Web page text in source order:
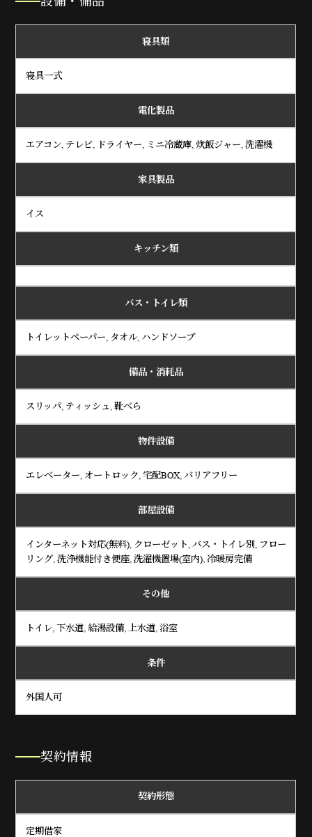
寝具類
寝具一式
電化製品
エアコン, テレビ, ドライヤー, ミニ冷蔵庫, 炊飯ジャー, 洗濯機
家具製品
イス
キッチン類
バス・トイレ類
トイレットペーパー, タオル, ハンドソープ
備品・消耗品
スリッパ, ティッシュ, 靴べら
物件設備
エレベーター, オートロック, 宅配BOX, バリアフリー
部屋設備
インターネット対応(無料), クローゼット, バス・トイレ別, フロー
リング, 洗浄機能付き便座, 洗濯機置場(室内), 冷暖房完備
その他
トイレ, 下水道, 給湯設備, 上水道, 浴室
条件
外国人可
契約情報
契約形態
定期借家